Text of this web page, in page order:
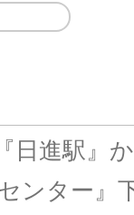
日進駅』
ンター』